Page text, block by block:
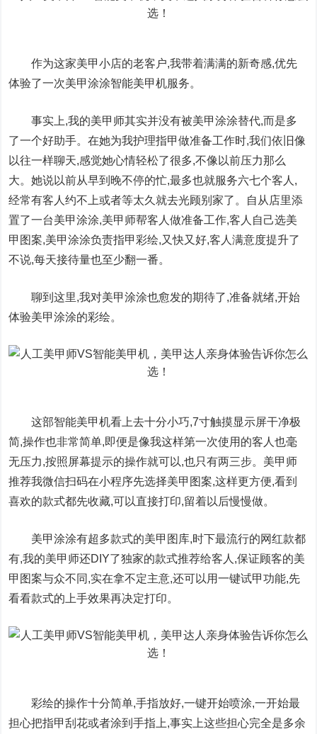
作为这家美甲小店的老客户,我带着满满的新奇感,优先
体验了一次美甲涂涂智能美甲机服务。
事实上,我的美甲师其实并没有被美甲涂涂替代,而是多
了一个好助手。在她为我护理指甲做准备工作时,我们依旧像
以往一样聊天,感觉她心情轻松了很多,不像以前压力那么
大。她说以前从早到晚不停的忙,最多也就服务六七个客人,
经常有客人约不上或者等太久就去光顾别家了。自从店里添
置了一台美甲涂涂,美甲师帮客人做准备工作,客人自己选美
甲图案,美甲涂涂负责指甲彩绘,又快又好,客人满意度提升了
不说,每天接待量也至少翻一番。
聊到这里,我对美甲涂涂也愈发的期待了,准备就绪,开始
体验美甲涂涂的彩绘。
这部智能美甲机看上去十分小巧,7寸触摸显示屏干净极
简,操作也非常简单,即便是像我这样第一次使用的客人也毫
无压力,按照屏幕提示的操作就可以,也只有两三步。美甲师
推荐我微信扫码在小程序先选择美甲图案,这样更方便,看到
喜欢的款式都先收藏,可以直接打印,留着以后慢慢做。
美甲涂涂有超多款式的美甲图库,时下最流行的网红款都
有,我的美甲师还DIY了独家的款式推荐给客人,保证顾客的美
甲图案与众不同,实在拿不定主意,还可以用一键试甲功能,先
看看款式的上手效果再决定打印。
彩绘的操作十分简单,手指放好,一键开始喷涂,一开始最
担心把指甲刮花或者涂到手指上,事实上这些担心完全是多余